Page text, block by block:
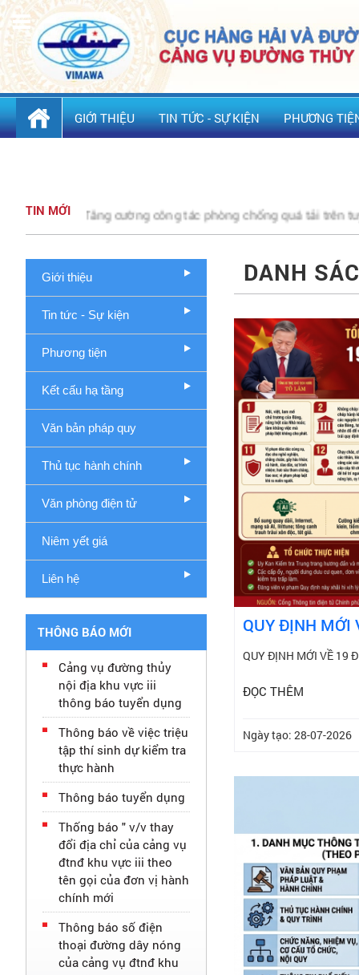
GIỚI THIỆU TIN TỨC - SỰ KIỆN PHƯƠNG
TIN MỚI
Tăng cường công tác phòng chống quá tải trên tuyến
DANH
QUY ĐỊNH MỚI
QUY ĐỊNH MỚI VỀ 19
ĐỌC THÊM
Ngày tạo: 28-07-2026
Giới thiệu
Tin tức - Sự kiện
Phương tiện
Kết cấu hạ tầng
Văn bản pháp quy
Thủ tục hành chính
Văn phòng điện tử
Niêm yết giá
Liên hệ
THÔNG BÁO MỚI
Cảng vụ đường thủy
nội địa khu vực iii
thông báo tuyển dụng
Thông báo về việc triệu
tập thí sinh dự kiểm tra
thực hành
Thông báo tuyển dụng
Thống báo " v/v thay
đổi địa chỉ của cảng vụ
đtnđ khu vực iii theo
tên gọi của đơn vị hành
chính mới
Thông báo số điện
thoại đường dây nóng
của cảng vụ đtnđ khu